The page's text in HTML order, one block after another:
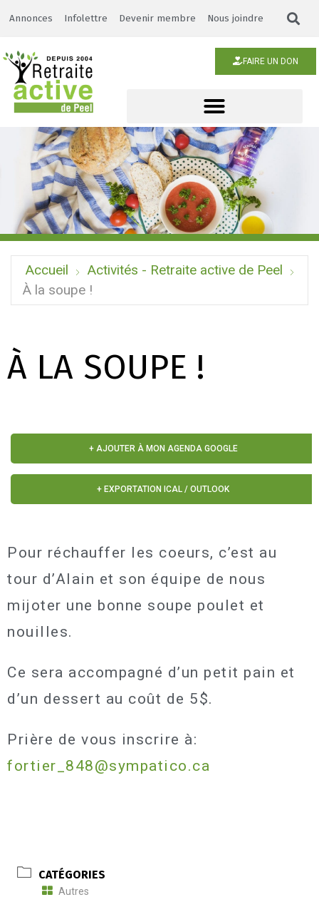
Annonces Infolettre Devenir membre Nous joindre
FAIRE UN DON
Accueil
Activités - Retraite active de Peel
À la soupe !
À LA SOUPE !
+ AJOUTER À MON AGENDA GOOGLE
+ EXPORTATION ICAL / OUTLOOK
Pour réchauffer les coeurs, c’est au
tour d’Alain et son équipe de nous
mijoter une bonne soupe poulet et
nouilles.
Ce sera accompagné d’un petit pain et
d’un dessert au coût de 5$.
Prière de vous inscrire à:
fortier_848@sympatico.ca
CATÉGORIES
Autres